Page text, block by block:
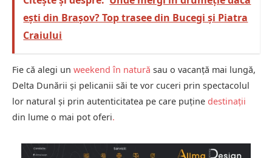
ești din Brașov? Top trasee din Bucegi și Piatra
Craiului
Fie că alegi un weekend în natură sau o vacanță mai lungă,
Delta Dunării și pelicanii săi te vor cuceri prin spectacolul
lor natural și prin autenticitatea pe care puține destinații
din lume o mai pot oferi.